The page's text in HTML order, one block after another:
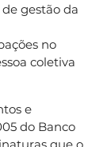
gestão da
no
coletiva
e
do Banco
que o